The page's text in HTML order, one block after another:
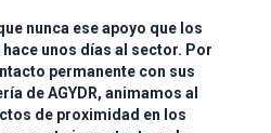
nunca ese apoyo que los
unos días al sector. Por
permanente con sus
de AGYDR, animamos al
de proximidad en los